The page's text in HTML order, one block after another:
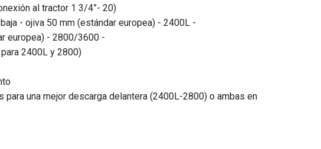
al tractor 1 3/4”- 20)
- ojiva 50 mm (estándar europea) - 2400L -
europea) - 2800/3600 -
2400L y 2800)
una mejor descarga delantera (2400L-2800) o ambas en